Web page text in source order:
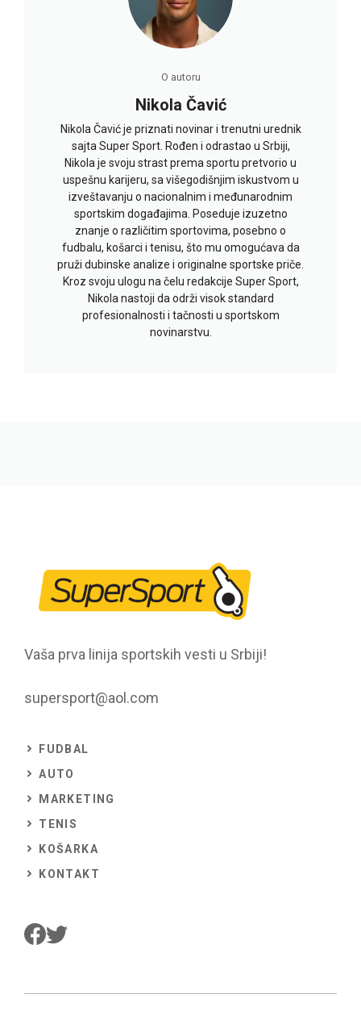
O autoru
Nikola Čavić
Nikola Čavić je priznati novinar i trenutni urednik
sajta Super Sport. Rođen i odrastao u Srbiji,
Nikola je svoju strast prema sportu pretvorio u
uspešnu karijeru, sa višegodišnjim iskustvom u
izveštavanju o nacionalnim i međunarodnim
sportskim događajima. Poseduje izuzetno
znanje o različitim sportovima, posebno o
fudbalu, košarci i tenisu, što mu omogućava da
pruži dubinske analize i originalne sportske priče.
Kroz svoju ulogu na čelu redakcije Super Sport,
Nikola nastoji da održi visok standard
profesionalnosti i tačnosti u sportskom
novinarstvu.
Vaša prva linija sportskih vesti u Srbiji!
supersport@aol.com
FUDBAL
AUTO
MARKETING
TENIS
KOŠARKA
KONTAKT